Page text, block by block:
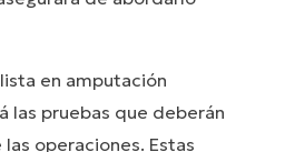
en amputación
las pruebas que deberán
operaciones. Estas